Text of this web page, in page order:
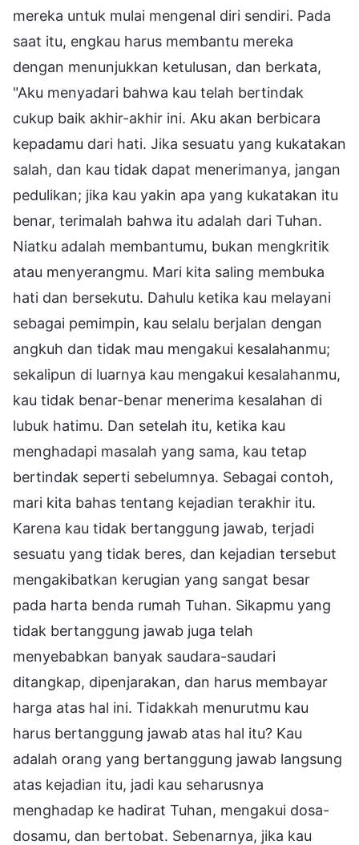
mereka untuk mulai mengenal diri sendiri. Pada
saat itu, engkau harus membantu mereka
dengan menunjukkan ketulusan, dan berkata,
"Aku menyadari bahwa kau telah bertindak
cukup baik akhir-akhir ini. Aku akan berbicara
kepadamu dari hati. Jika sesuatu yang kukatakan
salah, dan kau tidak dapat menerimanya, jangan
pedulikan; jika kau yakin apa yang kukatakan itu
benar, terimalah bahwa itu adalah dari Tuhan.
Niatku adalah membantumu, bukan mengkritik
atau menyerangmu. Mari kita saling membuka
hati dan bersekutu. Dahulu ketika kau melayani
sebagai pemimpin, kau selalu berjalan dengan
angkuh dan tidak mau mengakui kesalahanmu;
sekalipun di luarnya kau mengakui kesalahanmu,
kau tidak benar-benar menerima kesalahan di
lubuk hatimu. Dan setelah itu, ketika kau
menghadapi masalah yang sama, kau tetap
bertindak seperti sebelumnya. Sebagai contoh,
mari kita bahas tentang kejadian terakhir itu.
Karena kau tidak bertanggung jawab, terjadi
sesuatu yang tidak beres, dan kejadian tersebut
mengakibatkan kerugian yang sangat besar
pada harta benda rumah Tuhan. Sikapmu yang
tidak bertanggung jawab juga telah
menyebabkan banyak saudara-saudari
ditangkap, dipenjarakan, dan harus membayar
harga atas hal ini. Tidakkah menurutmu kau
harus bertanggung jawab atas hal itu? Kau
adalah orang yang bertanggung jawab langsung
atas kejadian itu, jadi kau seharusnya
menghadap ke hadirat Tuhan, mengakui dosa-
dosamu, dan bertobat. Sebenarnya, jika kau